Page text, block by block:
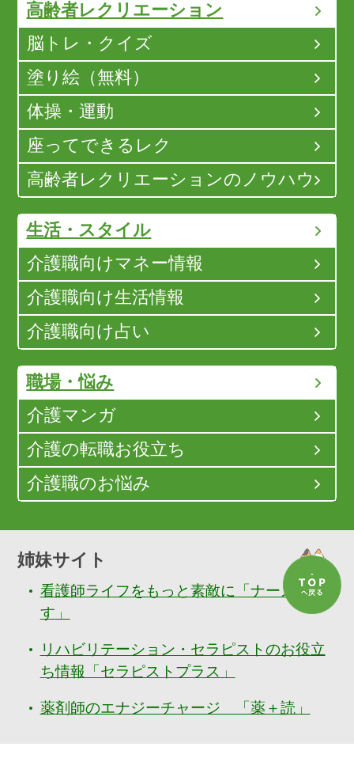
高齢者レクリエーション
脳トレ・クイズ
塗り絵（無料）
体操・運動
座ってできるレク
高齢者レクリエーションのノウハウ
生活・スタイル
介護職向けマネー情報
介護職向け生活情報
介護職向け占い
職場・悩み
介護マンガ
介護の転職お役立ち
介護職のお悩み
姉妹サイト
看護師ライフをもっと素敵に「ナースぷら
す」
リハビリテーション・セラピストのお役立
ち情報「セラピストプラス」
薬剤師のエナジーチャージ 「薬＋読」